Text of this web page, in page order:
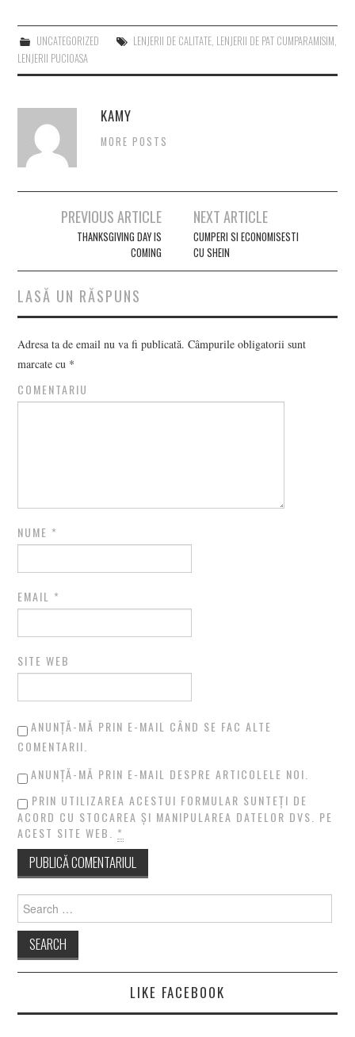
UNCATEGORIZED LENJERII DE CALITATE, LENJERII DE PAT CUMPARAMISIM,
LENJERII PUCIOASA
KAMY
MORE POSTS
navigation
PREVIOUS ARTICLE
THANKSGIVING DAY IS
COMING
NEXT ARTICLE
CUMPERI SI ECONOMISESTI
CU SHEIN
LASĂ UN RĂSPUNS
Adresa ta de email nu va fi publicată. Câmpurile obligatorii sunt
marcate cu *
COMENTARIU
NUME *
EMAIL *
SITE WEB
ANUNȚĂ-MĂ PRIN E-MAIL CÂND SE FAC ALTE
COMENTARII.
ANUNȚĂ-MĂ PRIN E-MAIL DESPRE ARTICOLELE NOI.
PRIN UTILIZAREA ACESTUI FORMULAR SUNTEȚI DE
ACORD CU STOCAREA ȘI MANIPULAREA DATELOR DVS. PE
ACEST SITE WEB. *
Search
for:
LIKE FACEBOOK